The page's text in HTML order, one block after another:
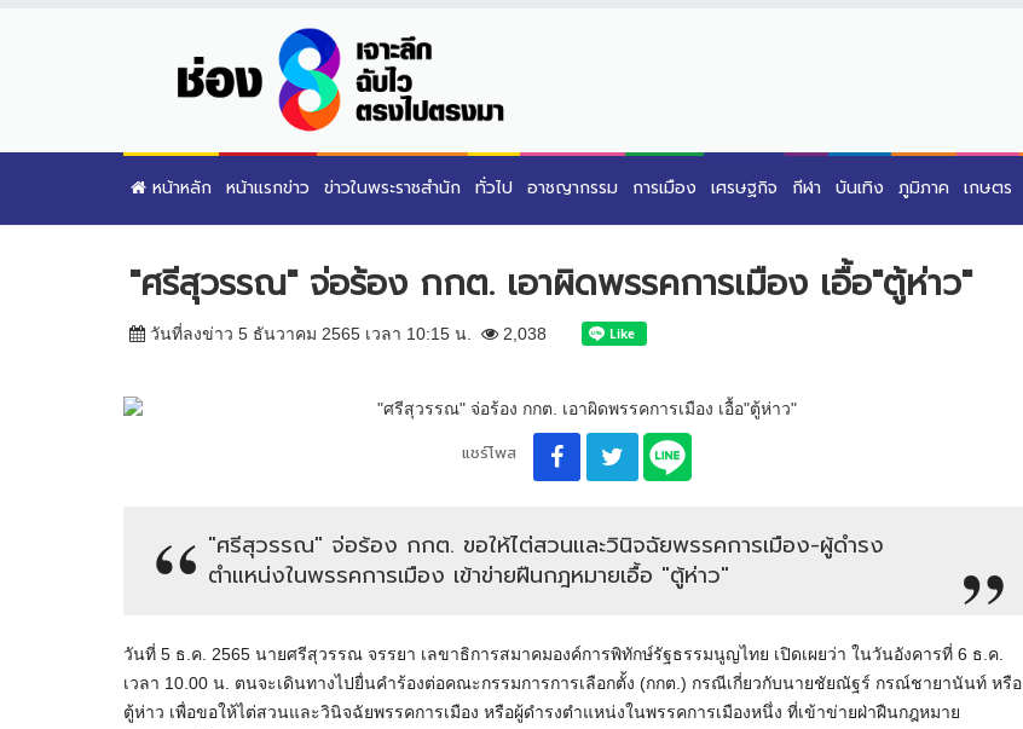
หน้าหลัก หน้าแรกข่าว ข่าวในพระราชสำนัก ทั่วไป อาชญากรรม การเมือง เศรษฐกิจ กีฬา บันเทิง ภูมิภาค เกษตร
"ศรีสุวรรณ" จ่อร้อง กกต. เอาผิดพรรคการเมือง เอื้อ"ตู้ห่าว"
วันที่ลงข่าว 5 ธันวาคม 2565 เวลา 10:15 น. 2,038
แชร์โพส
"ศรีสุวรรณ" จ่อร้อง กกต. ขอให้ไต่สวนและวินิจฉัยพรรคการเมือง-ผู้ดำรง
ตำแหน่งในพรรคการเมือง เข้าข่ายฝืนกฎหมายเอื้อ "ตู้ห่าว"
วันที่ 5 ธ.ค. 2565 นายศรีสุวรรณ จรรยา เลขาธิการสมาคมองค์การพิทักษ์รัฐธรรมนูญไทย เปิดเผยว่า ในวันอังคารที่ 6 ธ.ค.
เวลา 10.00 น. ตนจะเดินทางไปยื่นคำร้องต่อคณะกรรมการการเลือกตั้ง (กกต.) กรณีเกี่ยวกับนายชัยณัฐร์ กรณ์ชายานันท์ หรือ
ตู้ห่าว เพื่อขอให้ไต่สวนและวินิจฉัยพรรคการเมือง หรือผู้ดำรงตำแหน่งในพรรคการเมืองหนึ่ง ที่เข้าข่ายฝ่าฝืนกฎหมาย